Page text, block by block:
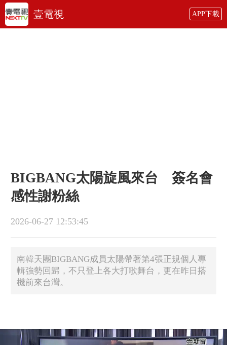
壹電視 APP下載
BIGBANG太陽旋風來台 簽名會
感性謝粉絲
2026-06-27 12:53:45
南韓天團BIGBANG成員太陽帶著第4張正規個人專
輯強勢回歸，不只登上各大打歌舞台，更在昨日搭
機前來台灣。